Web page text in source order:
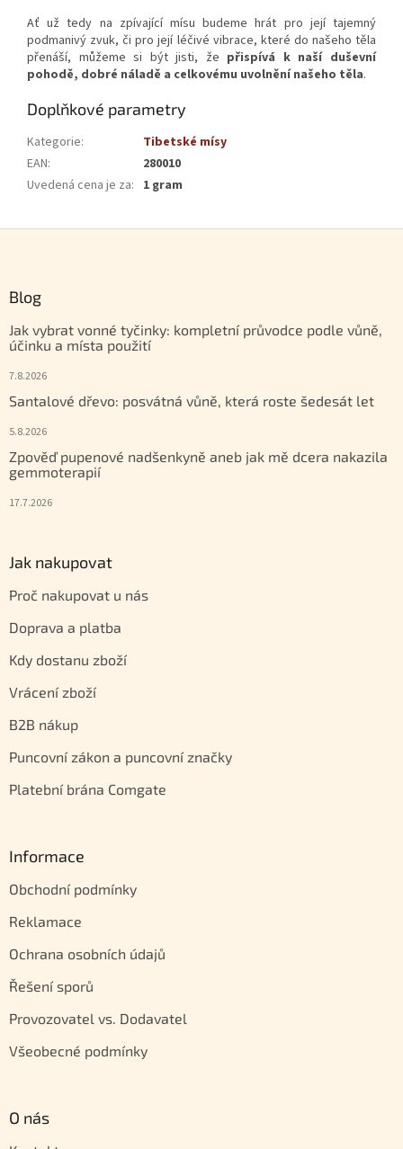
Ať už tedy na zpívající mísu budeme hrát pro její tajemný
podmanivý zvuk, či pro její léčivé vibrace, které do našeho těla
přenáší, můžeme si být jisti, že přispívá k naší duševní
pohodě, dobré náladě a celkovému uvolnění našeho těla.
Doplňkové parametry
Kategorie:
Tibetské mísy
EAN:
280010
Uvedená cena je za: 1 gram
Blog
Jak vybrat vonné tyčinky: kompletní průvodce podle vůně,
účinku a místa použití
7.8.2026
Santalové dřevo: posvátná vůně, která roste šedesát let
5.8.2026
Zpověď pupenové nadšenkyně aneb jak mě dcera nakazila
gemmoterapií
17.7.2026
Jak nakupovat
Proč nakupovat u nás
Doprava a platba
Kdy dostanu zboží
Vrácení zboží
B2B nákup
Puncovní zákon a puncovní značky
Platební brána Comgate
Informace
Obchodní podmínky
Reklamace
Ochrana osobních údajů
Řešení sporů
Provozovatel vs. Dodavatel
Všeobecné podmínky
O nás